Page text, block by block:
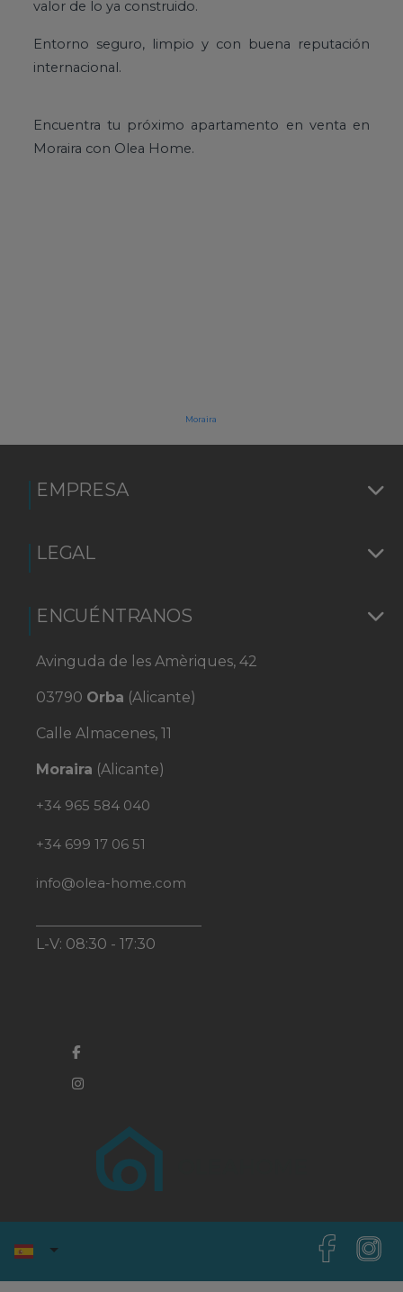
valor de lo ya construido.
Entorno seguro, limpio y con buena reputación
internacional.
Encuentra tu próximo apartamento en venta en
Moraira con Olea Home.
Moraira
EMPRESA
LEGAL
ENCUÉNTRANOS
Avinguda de les Amèriques, 42
03790 Orba (Alicante)
Calle Almacenes, 11
Moraira (Alicante)
+34 965 584 040
+34 699 17 06 51
info@olea-home.com
L-V: 08:30 - 17:30